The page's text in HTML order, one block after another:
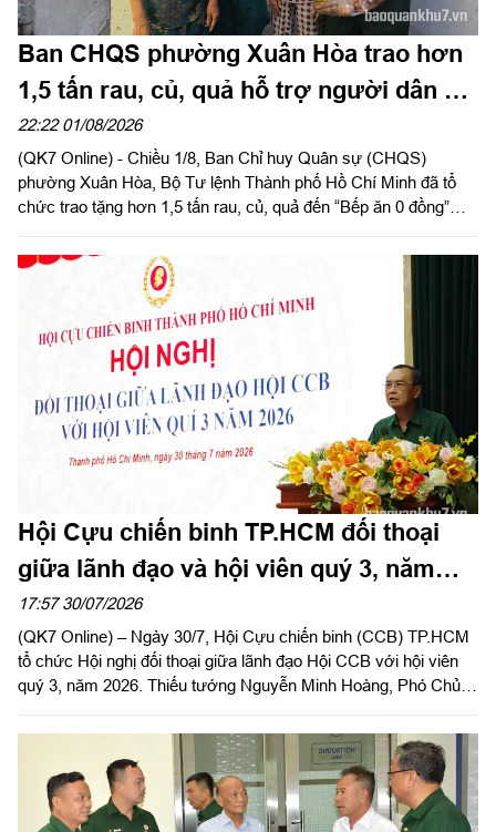
Ban CHQS phường Xuân Hòa trao hơn
1,5 tấn rau, củ, quả hỗ trợ người dân có
hoàn cảnh khó khăn
22:22 01/08/2026
(QK7 Online) - Chiều 1/8, Ban Chỉ huy Quân sự (CHQS)
phường Xuân Hòa, Bộ Tư lệnh Thành phố Hồ Chí Minh đã tổ
chức trao tặng hơn 1,5 tấn rau, củ, quả đến “Bếp ăn 0 đồng”
Thạnh Mỹ Tây và Tăng Nhơn Phú (Thành phố Hồ Chí Minh).
Hội Cựu chiến binh TP.HCM đối thoại
giữa lãnh đạo và hội viên quý 3, năm
2026
17:57 30/07/2026
(QK7 Online) – Ngày 30/7, Hội Cựu chiến binh (CCB) TP.HCM
tổ chức Hội nghị đối thoại giữa lãnh đạo Hội CCB với hội viên
quý 3, năm 2026. Thiếu tướng Nguyễn Minh Hoàng, Phó Chủ
TPHCM, Chủ tịch Hội CCB TP.HCM chủ trì hội nghị.